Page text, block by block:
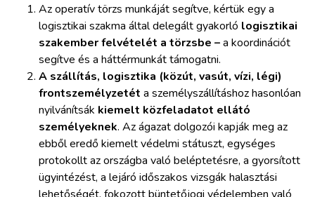
BLOG
ARCHÍVUM
WEBSHOP
BELÉPÉS
Az operatív törzs munkáját segítve, kértük egy a
logisztikai szakma által delegált gyakorló logisztikai
szakember felvételét a törzsbe –a koordinációt
segítve és a háttérmunkát támogatni.
A szállítás, logisztika (közút, vasút, vízi, légi)
frontszemélyzetét a személyszállításhoz hasonlóan
nyilvánítsák kiemelt közfeladatot ellátó
személyeknek. Az ágazat dolgozói kapják meg az
ebből eredő kiemelt védelmi státuszt, egységes
protokollt az országba való beléptetésre, a gyorsított
ügyintézést, a lejáró időszakos vizsgák halasztási